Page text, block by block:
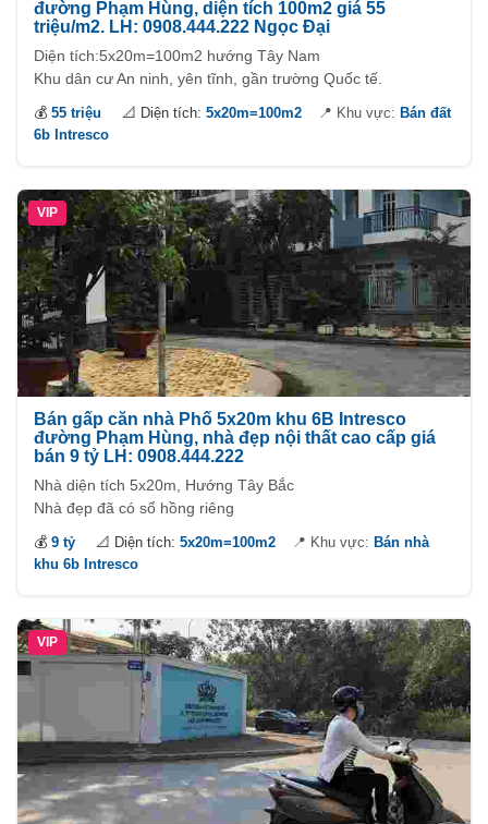
đường Phạm Hùng, diện tích 100m2 giá 55
triệu/m2. LH: 0908.444.222 Ngọc Đại
Diện tích:5x20m=100m2 hướng Tây Nam
Khu dân cư An ninh, yên tĩnh, gần trường Quốc tế.
💰 55 triệu 📐 Diện tích: 5x20m=100m2 📍 Khu vực: Bán đất
6b Intresco
VIP
Bán gấp căn nhà Phố 5x20m khu 6B Intresco
đường Phạm Hùng, nhà đẹp nội thất cao cấp giá
bán 9 tỷ LH: 0908.444.222
Nhà diện tích 5x20m, Hướng Tây Bắc
Nhà đẹp đã có sổ hồng riêng
💰 9 tỷ 📐 Diện tích: 5x20m=100m2 📍 Khu vực: Bán nhà
khu 6b Intresco
VIP